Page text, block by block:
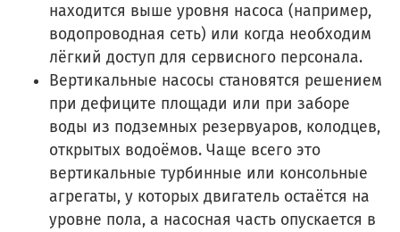
находится выше уровня насоса (например,
водопроводная сеть) или когда необходим
лёгкий доступ для сервисного персонала.
Вертикальные насосы становятся решением
при дефиците площади или при заборе
воды из подземных резервуаров, колодцев,
открытых водоёмов. Чаще всего это
вертикальные турбинные или консольные
агрегаты, у которых двигатель остаётся на
уровне пола, а насосная часть опускается в